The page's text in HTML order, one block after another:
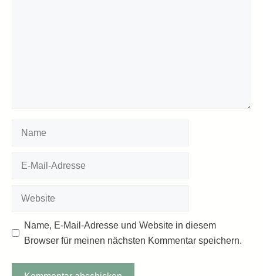
Name, E-Mail-Adresse und Website in diesem
Browser für meinen nächsten Kommentar speichern.